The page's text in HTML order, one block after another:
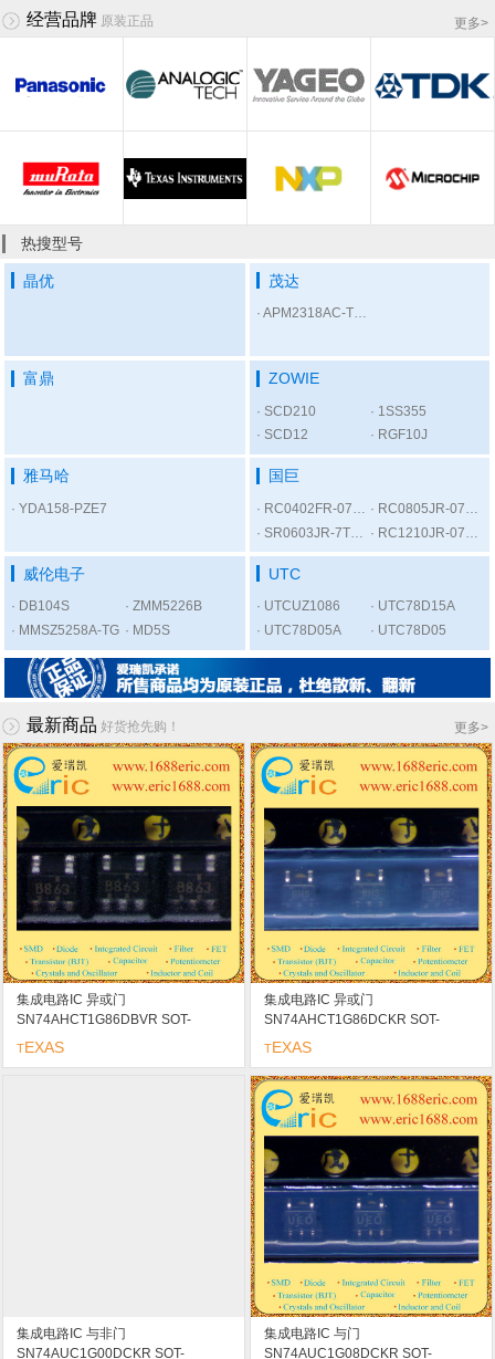
更多>
经营品牌 原装正品
热搜型号
晶优 茂达
APM2318AC-TRL
富鼎 ZOWIE
SCD210
1SS355
SCD12
RGF10J
雅马哈
YDA158-PZE7
国巨
RC0402FR-07300RL
RC0805JR-075K6L
SR0603JR-7T1KL
RC1210JR-0756RL
威伦电子
DB104S
ZMM5226B
MMSZ5258A-TG
MD5S
UTC
UTCUZ1086
UTC78D15A
UTC78D05A
UTC78D05
更多>
最新商品 好货抢先购！
集成电路IC 异或门
SN74AHCT1G86DBVR SOT-
153/SOT23-5/SC-74A marking/标记
TEXAS
集成电路IC 异或门
SN74AHCT1G86DCKR SOT-
353/SC70-5/SC-88A marking/标记
TEXAS
集成电路IC 与非门
SN74AUC1G00DCKR SOT-
集成电路IC 与门
SN74AUC1G08DCKR SOT-